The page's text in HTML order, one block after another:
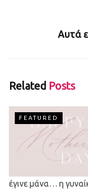
Αυτά
Related Posts
FEATURED
έγινε μάνα… η